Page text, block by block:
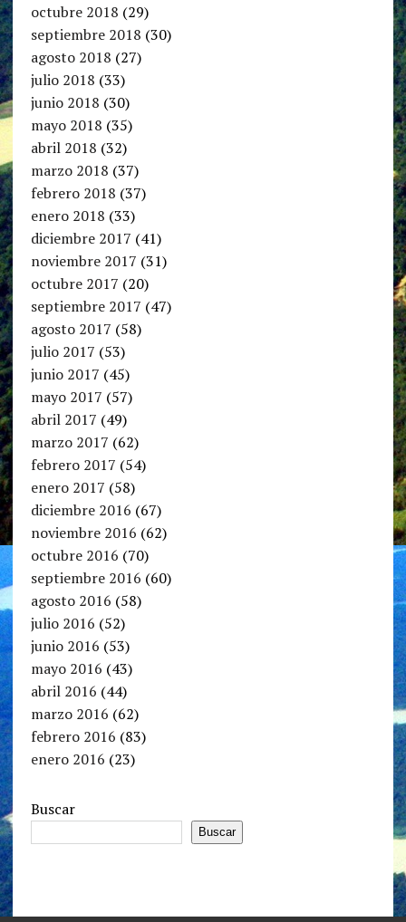
octubre 2018 (29)
septiembre 2018 (30)
agosto 2018 (27)
julio 2018 (33)
junio 2018 (30)
mayo 2018 (35)
abril 2018 (32)
marzo 2018 (37)
febrero 2018 (37)
enero 2018 (33)
diciembre 2017 (41)
noviembre 2017 (31)
octubre 2017 (20)
septiembre 2017 (47)
agosto 2017 (58)
julio 2017 (53)
junio 2017 (45)
mayo 2017 (57)
abril 2017 (49)
marzo 2017 (62)
febrero 2017 (54)
enero 2017 (58)
diciembre 2016 (67)
noviembre 2016 (62)
octubre 2016 (70)
septiembre 2016 (60)
agosto 2016 (58)
julio 2016 (52)
junio 2016 (53)
mayo 2016 (43)
abril 2016 (44)
marzo 2016 (62)
febrero 2016 (83)
enero 2016 (23)
Buscar
Buscar